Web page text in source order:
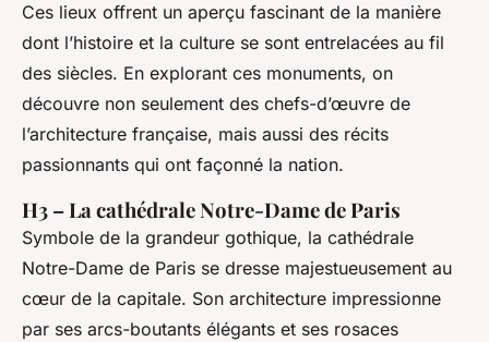
Ces lieux offrent un aperçu fascinant de la manière
dont l’histoire et la culture se sont entrelacées au fil
des siècles. En explorant ces monuments, on
découvre non seulement des chefs-d’œuvre de
l’architecture française, mais aussi des récits
passionnants qui ont façonné la nation.
H3 – La cathédrale Notre-Dame de Paris
Symbole de la grandeur gothique, la cathédrale
Notre-Dame de Paris se dresse majestueusement au
cœur de la capitale. Son architecture impressionne
par ses arcs-boutants élégants et ses rosaces